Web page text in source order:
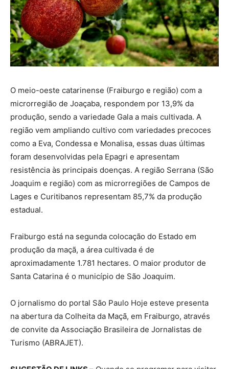
O meio-oeste catarinense (Fraiburgo e região) com a
microrregião de Joaçaba, respondem por 13,9% da
produção, sendo a variedade Gala a mais cultivada. A
região vem ampliando cultivo com variedades precoces
como a Eva, Condessa e Monalisa, essas duas últimas
foram desenvolvidas pela Epagri e apresentam
resistência às principais doenças. A região Serrana (São
Joaquim e região) com as microrregiões de Campos de
Lages e Curitibanos representam 85,7% da produção
estadual.
Fraiburgo está na segunda colocação do Estado em
produção da maçã, a área cultivada é de
aproximadamente 1.781 hectares. O maior produtor de
Santa Catarina é o município de São Joaquim.
O jornalismo do portal São Paulo Hoje esteve presenta
na abertura da Colheita da Maçã, em Fraiburgo, através
de convite da Associação Brasileira de Jornalistas de
Turismo (ABRAJET).